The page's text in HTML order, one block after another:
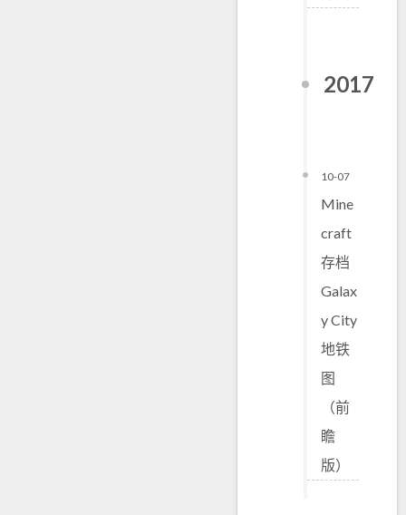
2017
10-07
Mine
craft
存档
Galax
y City
地铁
图
（前
瞻
版）